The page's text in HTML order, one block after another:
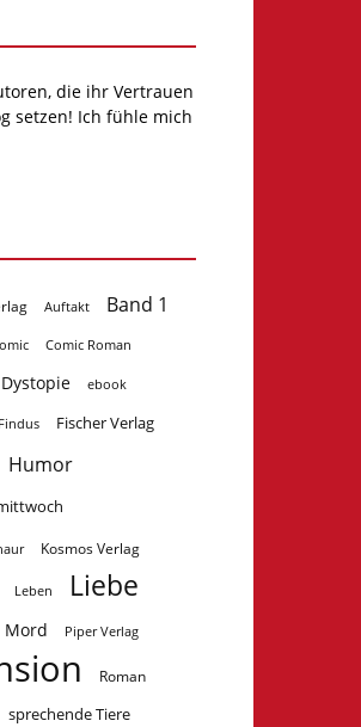
die ihr Vertrauen
setzen! Ich fühle mich
Auftakt Band 1
Comic Roman
Dystopie ebook
Findus Fischer Verlag
Humor
Kosmos Verlag
Leben Liebe
Mord Piper Verlag
Roman
sprechende Tiere